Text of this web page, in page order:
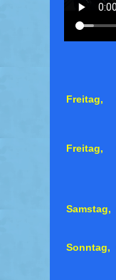
Freitag,
Freitag,
Samstag,
Sonntag,